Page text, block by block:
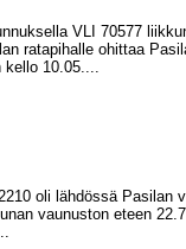
VLI 70577
ratapihalle ohittaa
kello 10.05....
oli lähdössä Pasilan
vaunuston eteen